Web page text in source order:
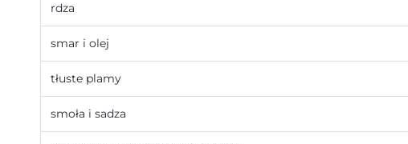
rdza
smar i olej
tłuste plamy
smoła i sadza